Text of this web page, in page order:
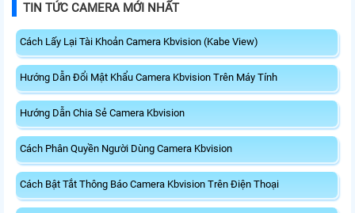
TIN TỨC CAMERA MỚI NHẤT
Cách Lấy Lại Tài Khoản Camera Kbvision (Kabe View)
Hướng Dẫn Đổi Mật Khẩu Camera Kbvision Trên Máy Tính
Hướng Dẫn Chia Sẻ Camera Kbvision
Cách Phân Quyền Người Dùng Camera Kbvision
Cách Bật Tắt Thông Báo Camera Kbvision Trên Điện Thoại